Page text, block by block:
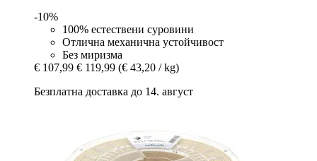
-10%
100% естествени суровини
Отлична механична устойчивост
Без миризма
€ 107,99 € 119,99 (€ 43,20 / kg)
Безплатна доставка до 14. август